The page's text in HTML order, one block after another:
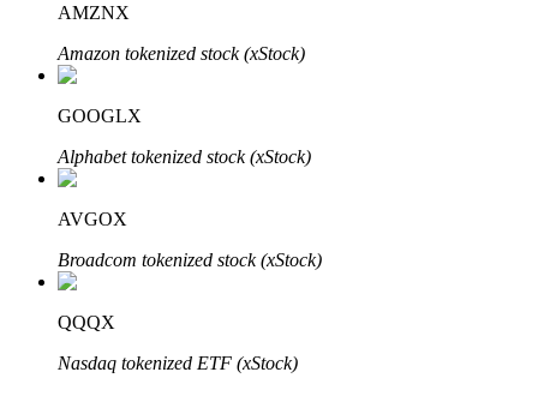
AMZNX
Amazon tokenized stock (xStock)
GOOGLX
Alphabet tokenized stock (xStock)
AVGOX
Broadcom tokenized stock (xStock)
QQQX
Nasdaq tokenized ETF (xStock)